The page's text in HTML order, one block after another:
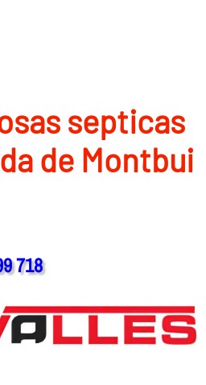
septicas
de Montbui
718